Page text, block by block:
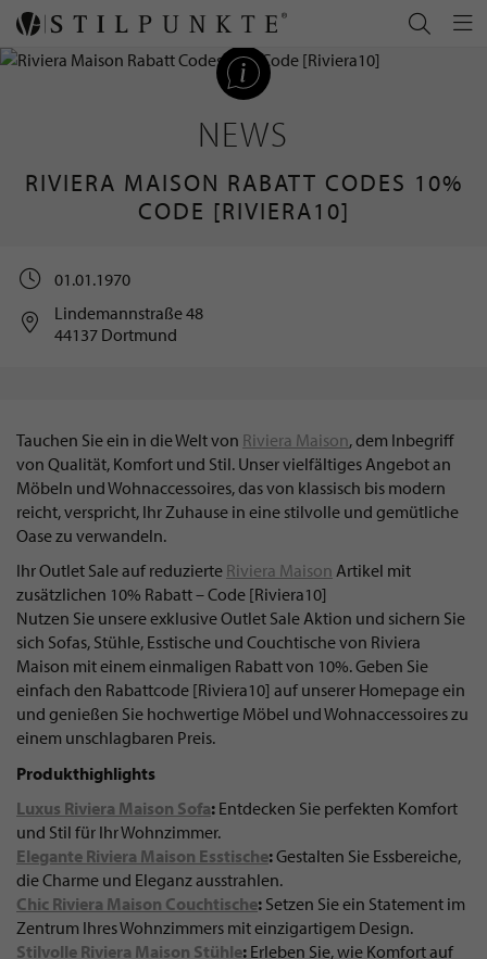
NEWS
RIVIERA MAISON RABATT CODES 10%
CODE [RIVIERA10]
01.01.1970
Lindemannstraße 48
44137 Dortmund
Tauchen Sie ein in die Welt von Riviera Maison, dem Inbegriff
von Qualität, Komfort und Stil. Unser vielfältiges Angebot an
Möbeln und Wohnaccessoires, das von klassisch bis modern
reicht, verspricht, Ihr Zuhause in eine stilvolle und gemütliche
Oase zu verwandeln.
Ihr Outlet Sale auf reduzierte Riviera Maison Artikel mit
zusätzlichen 10% Rabatt – Code [Riviera10]
Nutzen Sie unsere exklusive Outlet Sale Aktion und sichern Sie
sich Sofas, Stühle, Esstische und Couchtische von Riviera
Maison mit einem einmaligen Rabatt von 10%. Geben Sie
einfach den Rabattcode [Riviera10] auf unserer Homepage ein
und genießen Sie hochwertige Möbel und Wohnaccessoires zu
einem unschlagbaren Preis.
Produkthighlights
Luxus Riviera Maison Sofa: Entdecken Sie perfekten Komfort
und Stil für Ihr Wohnzimmer.
Elegante Riviera Maison Esstische:Gestalten Sie Essbereiche,
die Charme und Eleganz ausstrahlen.
Chic Riviera Maison Couchtische: Setzen Sie ein Statement im
Zentrum Ihres Wohnzimmers mit einzigartigem Design.
Stilvolle Riviera Maison Stühle: Erleben Sie, wie Komfort auf